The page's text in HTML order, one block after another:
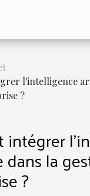
l'intelligence
?
intégrer
la
?